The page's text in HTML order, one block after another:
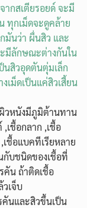
ากสเตียรอยด์ จะมี
ทุกเม็ดจะดูคล้าย
มันว่า ผื่นสิว และ
มีลักษณะต่างกันใน
นสิวอุดตันตุ่มเล็ก
เม็ดเป็นแค่สิวเสี้ยน
วหนังมีภูมิต้านทาน
,เชื้อกลาก ,เชื้อ
เชื้อแบคทีเรียหลาย
กับชนิดของเชื้อที่
คัน ถ้าติดเชื้อ
เจ็บ
นและสิวขึ้นเป็น